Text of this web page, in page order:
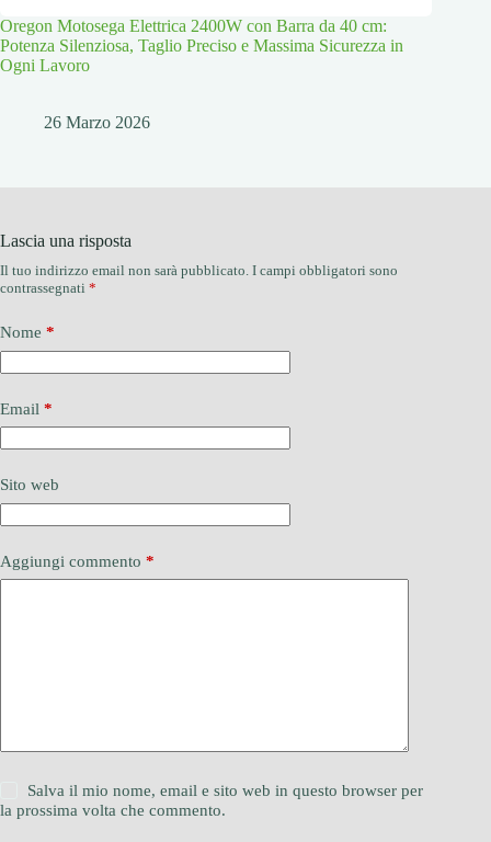
Oregon Motosega Elettrica 2400W con Barra da 40 cm:
Potenza Silenziosa, Taglio Preciso e Massima Sicurezza in
Ogni Lavoro
26 Marzo 2026
Lascia una risposta
Il tuo indirizzo email non sarà pubblicato. I campi obbligatori sono
contrassegnati *
Nome *
Email *
Sito web
Aggiungi commento *
Salva il mio nome, email e sito web in questo browser per
la prossima volta che commento.